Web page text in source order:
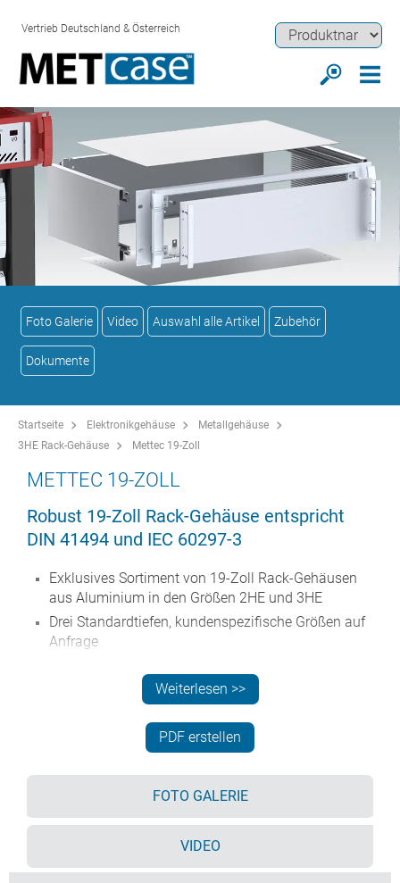
Vertrieb Deutschland & Österreich
Foto Galerie Video Auswahl alle Artikel Zubehör
Dokumente
Startseite Elektronikgehäuse
Metallgehäuse
3HE Rack-Gehäuse
Mettec 19-Zoll
METTEC 19-ZOLL
Robust 19-Zoll Rack-Gehäuse entspricht
DIN 41494 und IEC 60297-3
Exklusives Sortiment von 19-Zoll Rack-Gehäusen
aus Aluminium in den Größen 2HE und 3HE
Drei Standardtiefen, kundenspezifische Größen auf
Anfrage
einzigartigen „Komfortgriffen“ und Rack-
Montagelaschen. Pulver hellgrau lackiert, RAL 7035
Robuste Gehäusekorpus-Baugruppe mit flacher
Deck- und Bodenplatte, zwei Seitenprofilen und der
Führungen innen für Leiterkarten und Trägerplatten
Vertieft in Rahmen liegende Frontplatte (Zubehör)
zur Unterbringung von Tastaturen oder
Weiterlesen >>
PDF erstellen
FOTO GALERIE
VIDEO